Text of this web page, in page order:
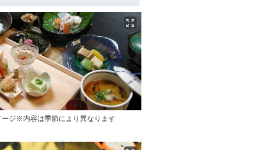
ジ※内容は季節により異なります